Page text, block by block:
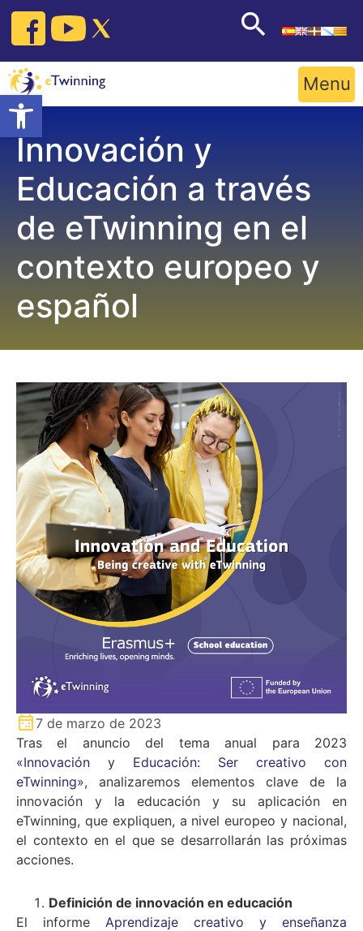
Open toolbar
Skip
content
Menu
Innovación y
Educación a través
de eTwinning en el
contexto europeo y
español
7 de marzo de 2023
Tras el anuncio del tema anual para 2023
«Innovación y Educación: Ser creativo con
eTwinning», analizaremos elementos clave de la
innovación y la educación y su aplicación en
eTwinning, que expliquen, a nivel europeo y nacional,
el contexto en el que se desarrollarán las próximas
acciones.
Definición de innovación en educación
El informe Aprendizaje creativo y enseñanza